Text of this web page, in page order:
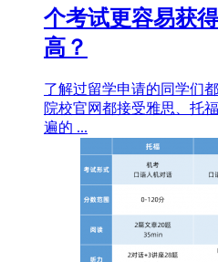
个考试更容易获
高？
了解过留学申请的同学们
院校官网都接受雅思、托
遍的 ...